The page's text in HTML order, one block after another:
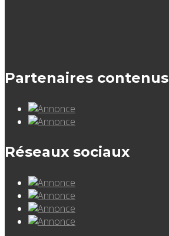
Partenaires contenus
Réseaux sociaux